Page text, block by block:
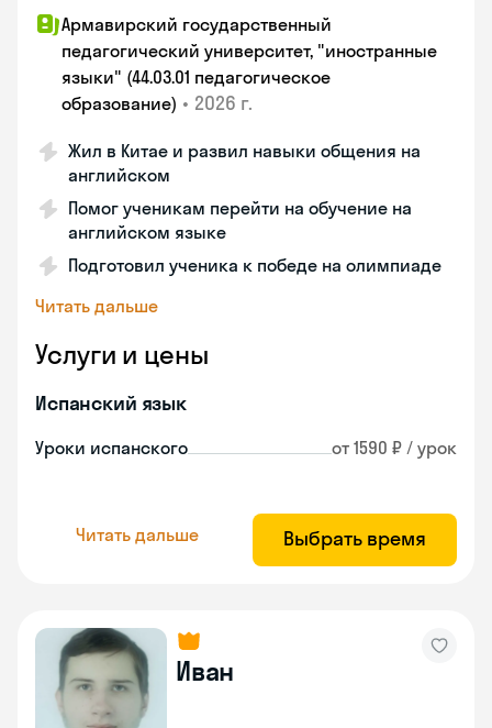
Армавирский государственный
педагогический университет, "иностранные
языки" (44.03.01 педагогическое
образование) • 2026 г.
Жил в Китае и развил навыки общения на
английском
Помог ученикам перейти на обучение на
английском языке
Подготовил ученика к победе на олимпиаде
Читать дальше
Услуги и цены
Испанский язык
Уроки испанского от 1590 ₽ / урок
Читать дальше Выбрать время
Иван